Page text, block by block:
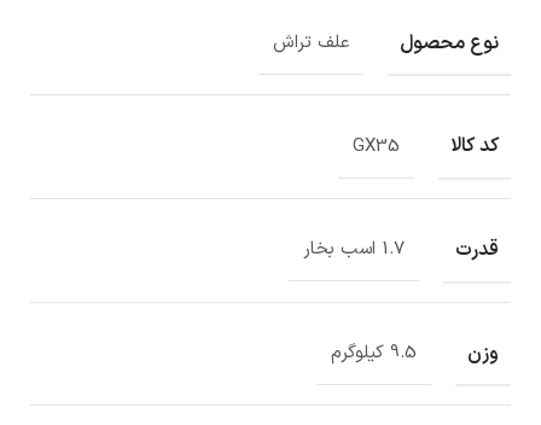
نوع محصول علف تراش
کد کالا GX35
قدرت 1.7 اسب بخار
وزن 9.5 کیلوگرم